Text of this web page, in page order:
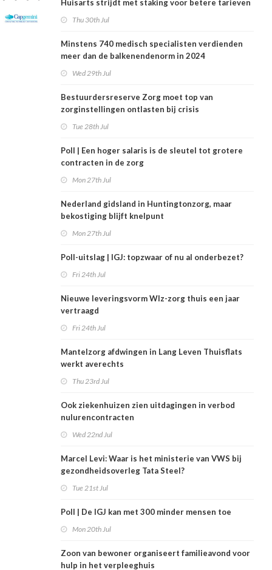
Huisarts strijdt met staking voor betere tarieven
Thu 30th Jul
Minstens 740 medisch specialisten verdienden
meer dan de balkenendenorm in 2024
Wed 29th Jul
Bestuurdersreserve Zorg moet top van
zorginstellingen ontlasten bij crisis
Tue 28th Jul
Poll | Een hoger salaris is de sleutel tot grotere
contracten in de zorg
Mon 27th Jul
Nederland gidsland in Huntingtonzorg, maar
bekostiging blijft knelpunt
Mon 27th Jul
Poll-uitslag | IGJ: topzwaar of nu al onderbezet?
Fri 24th Jul
Nieuwe leveringsvorm Wlz-zorg thuis een jaar
vertraagd
Fri 24th Jul
Mantelzorg afdwingen in Lang Leven Thuisflats
werkt averechts
Thu 23rd Jul
Ook ziekenhuizen zien uitdagingen in verbod
nulurencontracten
Wed 22nd Jul
Marcel Levi: Waar is het ministerie van VWS bij
gezondheidsoverleg Tata Steel?
Tue 21st Jul
Poll | De IGJ kan met 300 minder mensen toe
Mon 20th Jul
Zoon van bewoner organiseert familieavond voor
hulp in het verpleeghuis